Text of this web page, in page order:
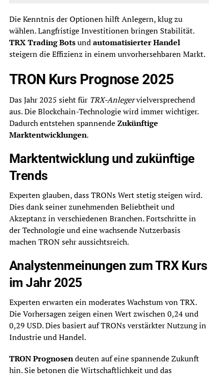
Die Kenntnis der Optionen hilft Anlegern, klug zu
wählen. Langfristige Investitionen bringen Stabilität.
TRX Trading Botsundautomatisierter Handel
steigern die Effizienz in einem unvorhersehbaren Markt.
TRON Kurs Prognose 2025
Das Jahr 2025 sieht für TRX-Anlegervielversprechend
aus. Die Blockchain-Technologie wird immer wichtiger.
Dadurch entstehen spannendeZukünftige
Marktentwicklungen.
Marktentwicklung und zukünftige
Trends
Experten glauben, dass TRONs Wert stetig steigen wird.
Dies dank seiner zunehmenden Beliebtheit und
Akzeptanz in verschiedenen Branchen. Fortschritte in
der Technologie und eine wachsende Nutzerbasis
machen TRON sehr aussichtsreich.
Analystenmeinungen zum TRX Kurs
im Jahr 2025
Experten erwarten ein moderates Wachstum von TRX.
Die Vorhersagen zeigen einen Wert zwischen 0,24 und
0,29 USD. Dies basiert auf TRONs verstärkter Nutzung in
Industrie und Handel.
TRON Prognosendeuten auf eine spannende Zukunft
hin. Sie betonen die Wirtschaftlichkeit und das